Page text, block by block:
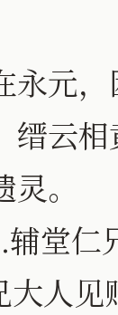
永元
缙云
。
堂仁
大人